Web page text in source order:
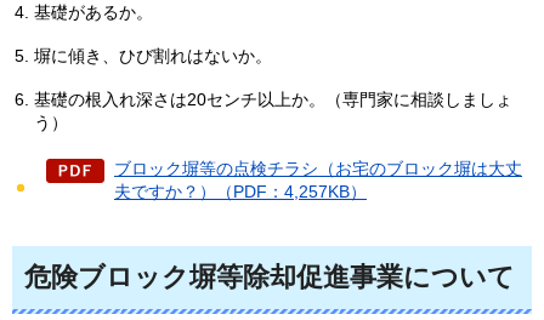
基礎があるか。
塀に傾き、ひび割れはないか。
基礎の根入れ深さは20センチ以上か。（専門家に相談しましょ
う）
ブロック塀等の点検チラシ（お宅のブロック塀は大丈
夫ですか？）（PDF：4,257KB）
危険ブロック塀等除却促進事業について